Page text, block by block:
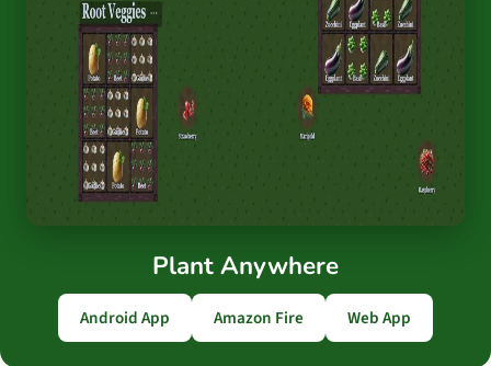
Plant Anywhere
Android App Amazon Fire Web App